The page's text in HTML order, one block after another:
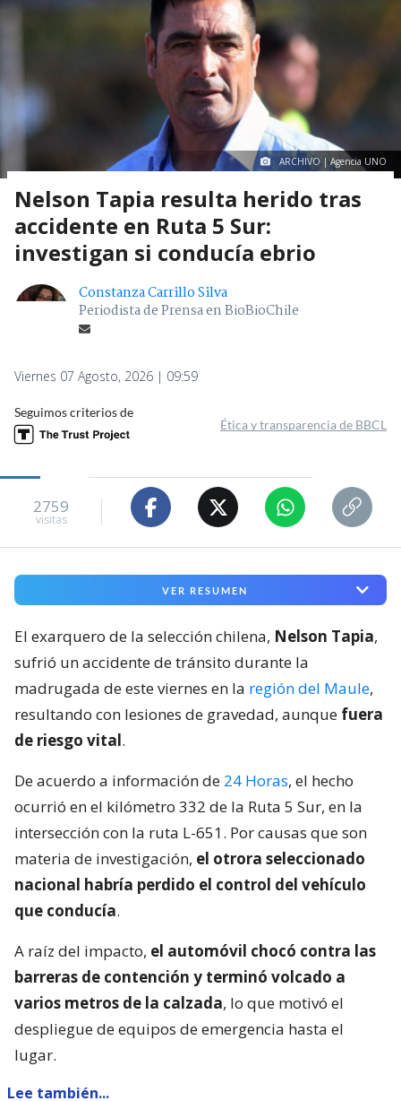
ARCHIVO | Agencia UNO
Nelson Tapia resulta herido tras
accidente en Ruta 5 Sur:
investigan si conducía ebrio
Constanza Carrillo Silva
Periodista de Prensa en BioBioChile
Viernes 07 Agosto, 2026 | 09:59
Seguimos criterios de
Ética y transparencia de BBCL
2759
visitas
VER RESUMEN
El exarquero de la selección chilena, Nelson Tapia,
sufrió un accidente de tránsito durante la
madrugada de este viernes en la región del Maule,
resultando con lesiones de gravedad, aunque fuera
de riesgo vital.
De acuerdo a información de 24 Horas, el hecho
ocurrió en el kilómetro 332 de la Ruta 5 Sur, en la
intersección con la ruta L-651. Por causas que son
materia de investigación, el otrora seleccionado
nacional habría perdido el control del vehículo
que conducía.
A raíz del impacto, el automóvil chocó contra las
barreras de contención y terminó volcado a
varios metros de la calzada, lo que motivó el
despliegue de equipos de emergencia hasta el
lugar.